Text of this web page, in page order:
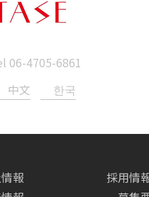
06-4705-6861
中文 한국
報
採用情